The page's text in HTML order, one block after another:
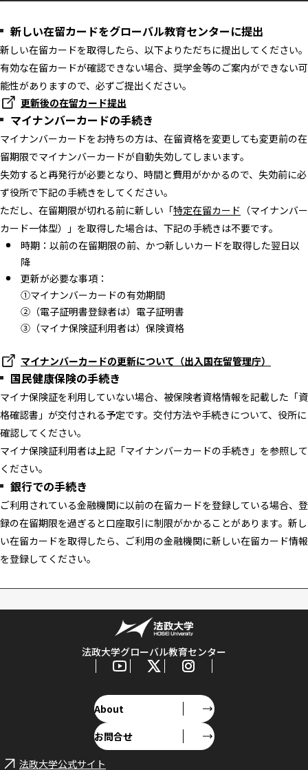
新しい在留カードをグローバル教育センターに提出
新しい在留カードを取得したら、以下よりただちに提出してください。
有効な在留カードが確認できない場合、奨学金等のご案内ができない可
能性がありますので、必ずご提出ください。
更新後の在留カード提出
マイナンバーカードの手続き
マイナンバーカードをお持ちの方は、在留資格を変更しても変更前の在
留期限でマイナンバーカードが自動失効してしまいます。
失効すると再発行が必要となり、時間と費用がかかるので、失効前に必
ず役所で下記の手続きをしてください。
ただし、在留期限が切れる前に新しい「特定在留カード （マイナンバー
カード一体型）」を取得した場合は、下記の手続きは不要です。
時期：以前の在留期限の前、かつ新しいカードを取得した翌日以
降
更新が必要な事項：
①マイナンバーカードの有効期間
②（電子証明書登録者は）電子証明書
③（マイナ保険証利用者は）保険資格
マイナンバーカードの更新について（出入国在留管理庁）
国民健康保険の手続き
マイナ保険証を利用していない場合、被保険者資格情報を記載した「資
格確認書」が交付される予定です。交付方法や手続きについて、役所に
確認してください。
マイナ保険証利用者は上記「マイナンバーカードの手続き」を参照して
ください。
銀行での手続き
ご利用されている金融機関に以前の在留カードを登録している場合、登
録の在留期限を過ぎると口座取引に制限がかかることがあります。新し
い在留カードを取得したら、ご利用の金融機関に新しい在留カード情報
を登録してください。
法政大学グローバル教育センター
About
お問合せ
法政大学公式サイト